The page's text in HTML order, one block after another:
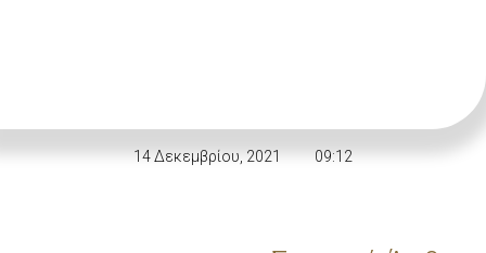
14 Δεκεμβρίου, 2021 09:12